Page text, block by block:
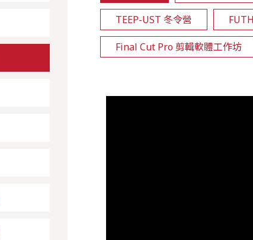
TEEP-UST 冬令營
Final Cut Pro 剪輯軟體工作坊